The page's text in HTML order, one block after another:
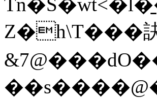
Z�h\T���